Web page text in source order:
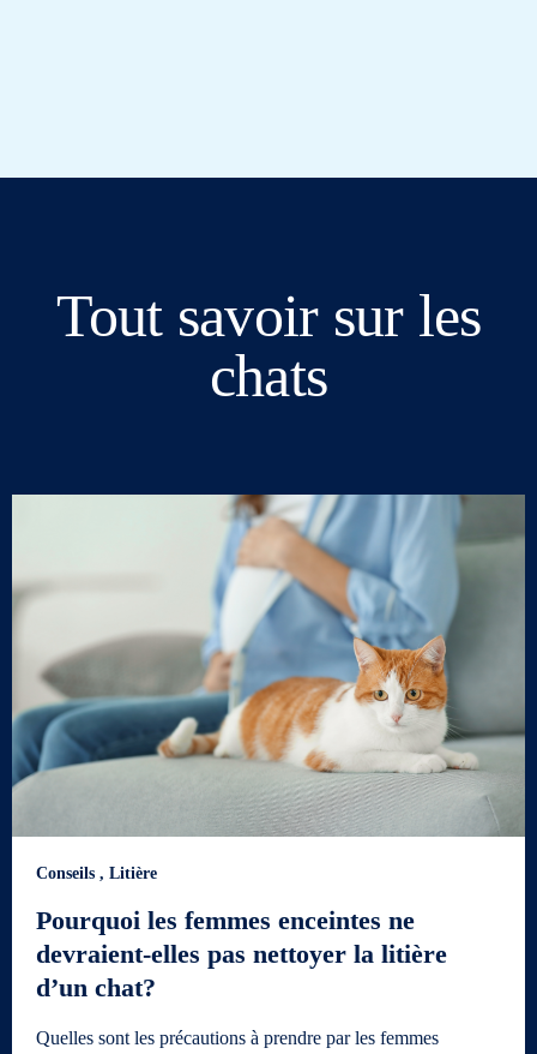
Tout savoir sur les
chats
Conseils , Litière
Pourquoi les femmes enceintes ne
devraient-elles pas nettoyer la litière
d’un chat?
Quelles sont les précautions à prendre par les femmes